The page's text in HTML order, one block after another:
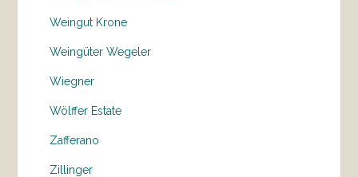
Weingut Krone
Weingüter Wegeler
Wiegner
Wölffer Estate
Zafferano
Zillinger